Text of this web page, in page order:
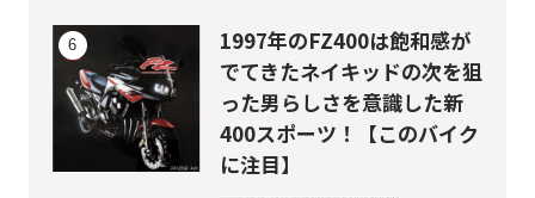
1997年のFZ400は飽和感が
でてきたネイキッドの次を狙
った男らしさを意識した新
400スポーツ！【このバイク
に注目】